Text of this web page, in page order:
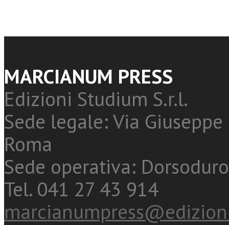
MARCIANUM PRESS
Edizioni Studium S.r.l.
Sede legale: Via
Roma
Sede operativa:
Tel. 041 27 43 914